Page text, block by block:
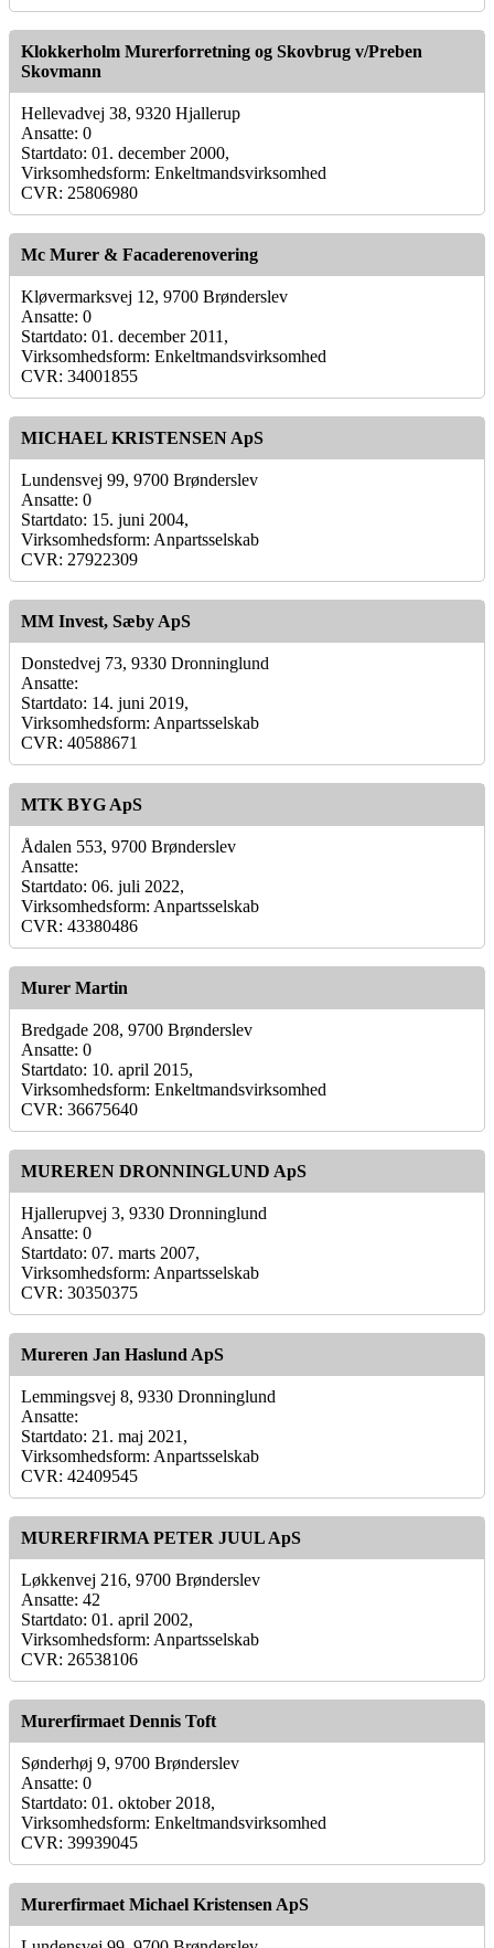
Klokkerholm Murerforretning og Skovbrug v/Preben
Skovmann
Hellevadvej 38, 9320 Hjallerup
Ansatte: 0
Startdato: 01. december 2000,
Virksomhedsform: Enkeltmandsvirksomhed
CVR: 25806980
Mc Murer & Facaderenovering
Kløvermarksvej 12, 9700 Brønderslev
Ansatte: 0
Startdato: 01. december 2011,
Virksomhedsform: Enkeltmandsvirksomhed
CVR: 34001855
MICHAEL KRISTENSEN ApS
Lundensvej 99, 9700 Brønderslev
Ansatte: 0
Startdato: 15. juni 2004,
Virksomhedsform: Anpartsselskab
CVR: 27922309
MM Invest, Sæby ApS
Donstedvej 73, 9330 Dronninglund
Ansatte:
Startdato: 14. juni 2019,
Virksomhedsform: Anpartsselskab
CVR: 40588671
MTK BYG ApS
Ådalen 553, 9700 Brønderslev
Ansatte:
Startdato: 06. juli 2022,
Virksomhedsform: Anpartsselskab
CVR: 43380486
Murer Martin
Bredgade 208, 9700 Brønderslev
Ansatte: 0
Startdato: 10. april 2015,
Virksomhedsform: Enkeltmandsvirksomhed
CVR: 36675640
MUREREN DRONNINGLUND ApS
Hjallerupvej 3, 9330 Dronninglund
Ansatte: 0
Startdato: 07. marts 2007,
Virksomhedsform: Anpartsselskab
CVR: 30350375
Mureren Jan Haslund ApS
Lemmingsvej 8, 9330 Dronninglund
Ansatte:
Startdato: 21. maj 2021,
Virksomhedsform: Anpartsselskab
CVR: 42409545
MURERFIRMA PETER JUUL ApS
Løkkenvej 216, 9700 Brønderslev
Ansatte: 42
Startdato: 01. april 2002,
Virksomhedsform: Anpartsselskab
CVR: 26538106
Murerfirmaet Dennis Toft
Sønderhøj 9, 9700 Brønderslev
Ansatte: 0
Startdato: 01. oktober 2018,
Virksomhedsform: Enkeltmandsvirksomhed
CVR: 39939045
Murerfirmaet Michael Kristensen ApS